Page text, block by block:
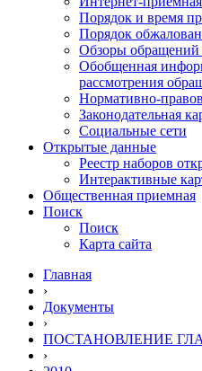
Порядок и время
Порядок
Обзоры обращений
Обобщенная
рассмотрения
Нормативно-
Законодательная
Социальные сети
Открытые данные
Реестр наборов
Интерактивные
Общественная приемная
Поиск
Поиск
Карта сайта
Главная
›
Документы
›
ПОСТАНОВЛЕНИЕ
›